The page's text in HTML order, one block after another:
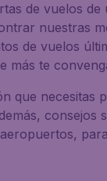
de vuelos de
nuestras
de vuelos
más te
que necesitas
consejos